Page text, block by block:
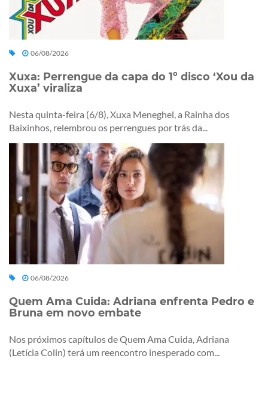
06/08/2026
Xuxa: Perrengue da capa do 1º disco ‘Xou da
Xuxa’ viraliza
Nesta quinta-feira (6/8), Xuxa Meneghel, a Rainha dos
Baixinhos, relembrou os perrengues por trás da...
06/08/2026
Quem Ama Cuida: Adriana enfrenta Pedro e
Bruna em novo embate
Nos próximos capítulos de Quem Ama Cuida, Adriana
(Letícia Colin) terá um reencontro inesperado com...